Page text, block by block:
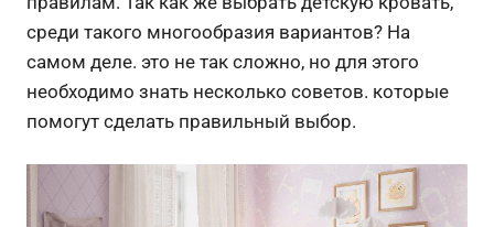
среди такого многообразия вариантов? На
самом деле. это не так сложно, но для этого
необходимо знать несколько советов. которые
помогут сделать правильный выбор.